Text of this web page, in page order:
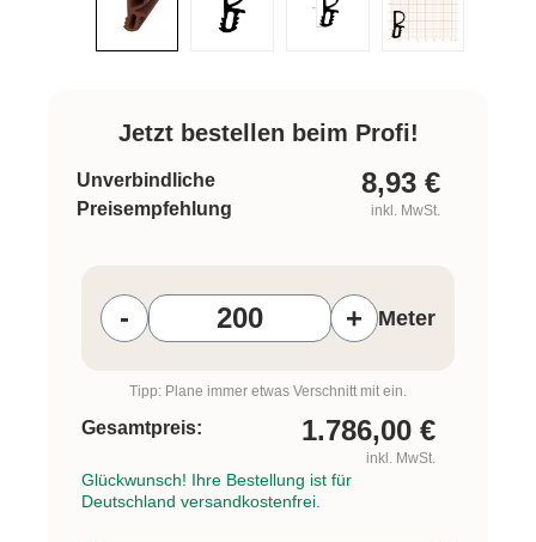
Jetzt bestellen beim Profi!
Unverbindliche
Preisempfehlung
8,93 €
inkl. MwSt.
- + Meter
Tipp: Plane immer etwas Verschnitt mit ein.
Gesamtpreis: 1.786,00 €
inkl. MwSt.
Glückwunsch! Ihre Bestellung ist für
Deutschland versandkostenfrei.